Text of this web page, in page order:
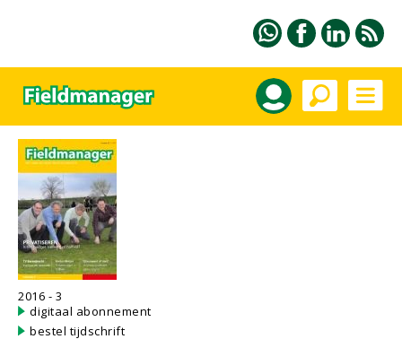
2016 - 3
digitaal abonnement
bestel tijdschrift